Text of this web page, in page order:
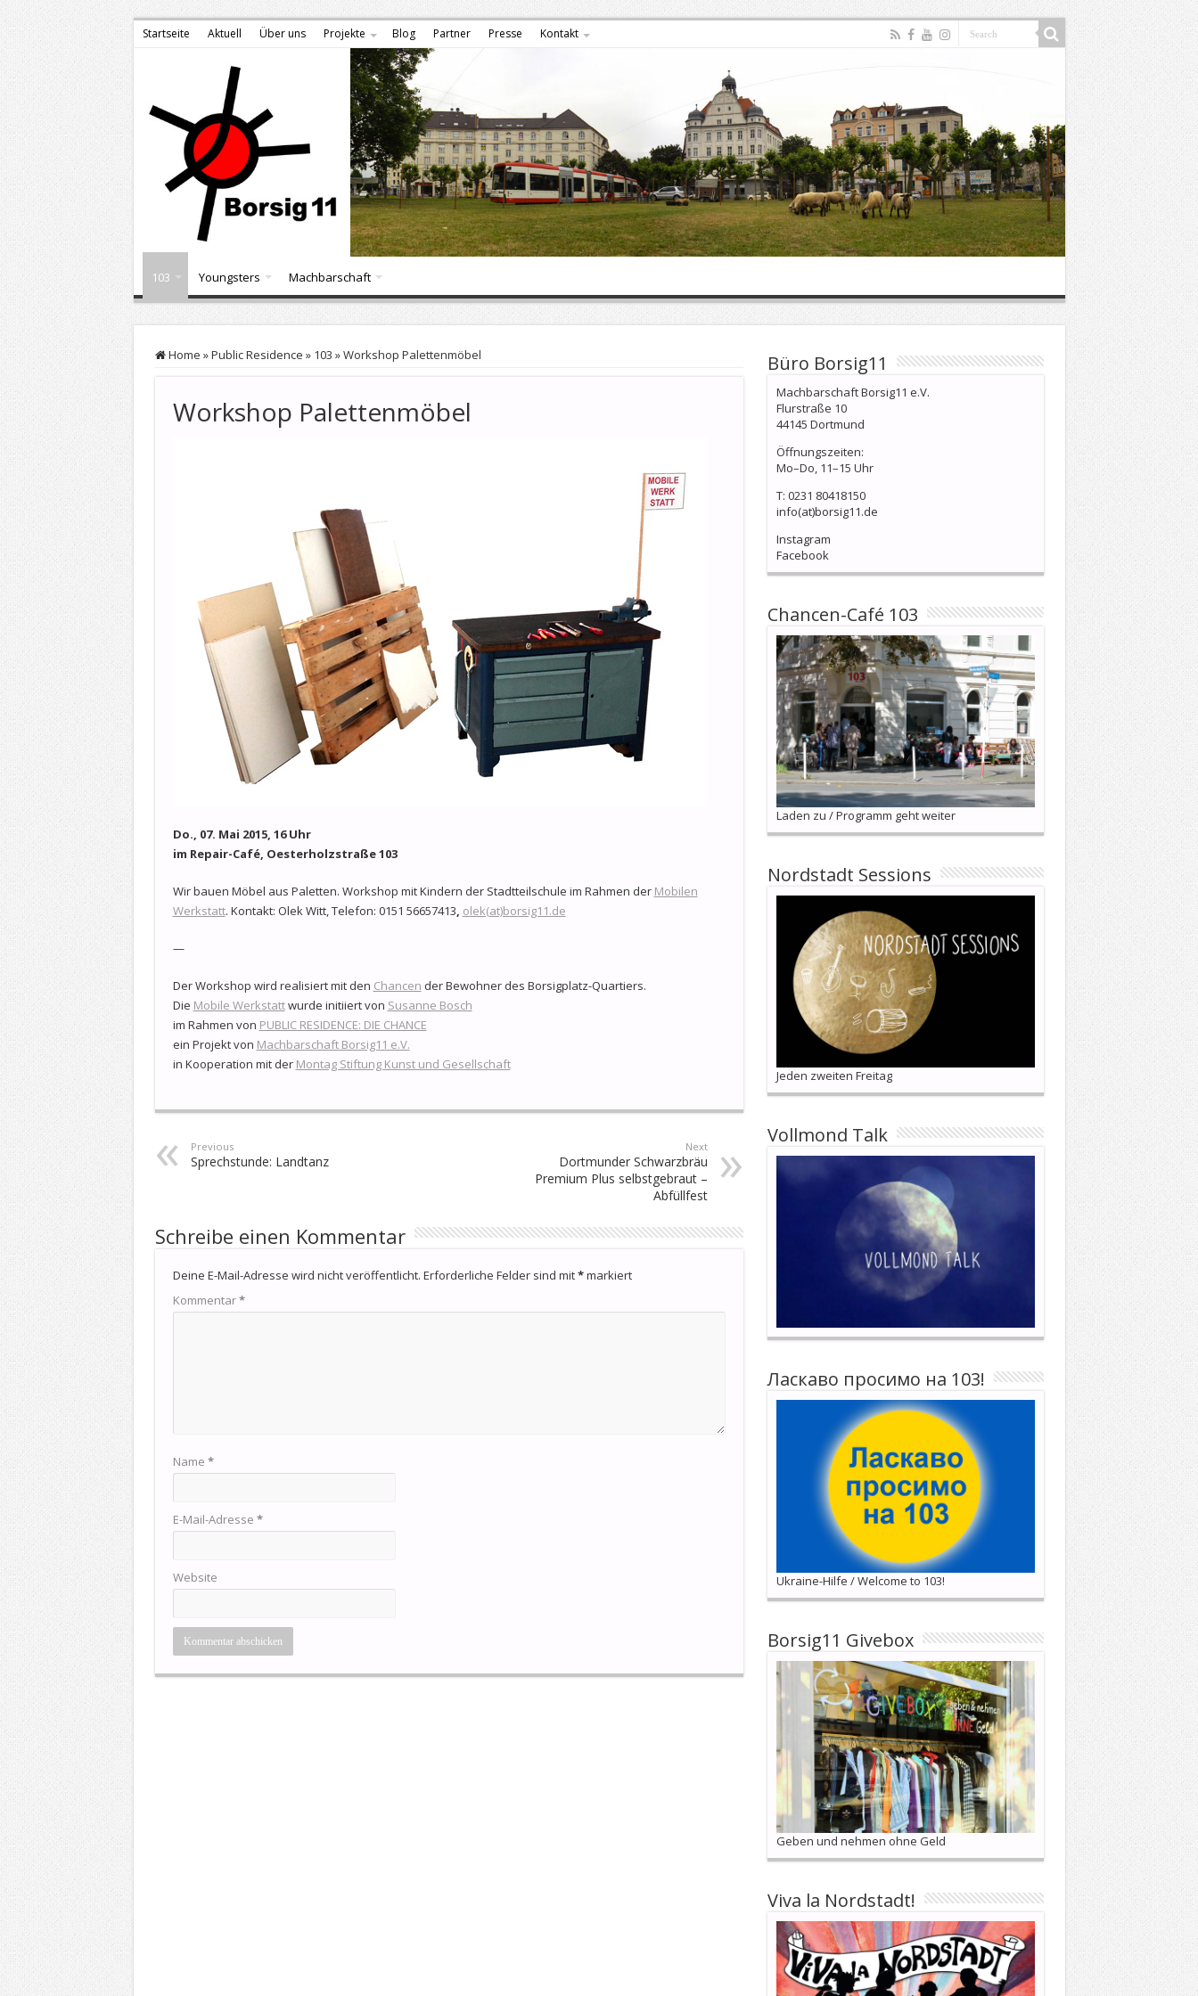
Startseite Aktuell Über uns Projekte Blog Partner Presse Kontakt
103 Youngsters Machbarschaft
Home »Public Residence » 103 »Workshop Palettenmöbel
Workshop Palettenmöbel
Do., 07. Mai 2015, 16 Uhr
im Repair-Café, Oesterholzstraße 103
Wir bauen Möbel aus Paletten. Workshop mit Kindern der Stadtteilschule im Rahmen der Mobilen
Werkstatt. Kontakt: Olek Witt, Telefon: 0151 56657413 olek(at)borsig11.de
—
Der Workshop wird realisiert mit den Chancen der Bewohner des Borsigplatz-Quartiers.
Die Mobile Werkstattwurde initiiert von Susanne Bosch
im Rahmen von PUBLIC RESIDENCE: DIE CHANCE
ein Projekt von Machbarschaft Borsig11 e.V.
in Kooperation mit der Montag Stiftung Kunst und Gesellschaft
Previous
Sprechstunde: Landtanz
Next
Dortmunder Schwarzbräu
Premium Plus selbstgebraut –
Abfüllfest
Schreibe einen Kommentar
Deine E-Mail-Adresse wird nicht veröffentlicht. Erforderliche Felder sind mit*markiert
Kommentar*
Name *
E-Mail-Adresse *
Website
Büro Borsig11
Machbarschaft Borsig11 e.V.
Flurstraße 10
44145 Dortmund
Öffnungszeiten:
Mo–Do, 11–15 Uhr
T: 0231 80418150
info(at)borsig11.de
Instagram
Facebook
Chancen-Café 103
Laden zu / Programm geht weiter
Nordstadt Sessions
Jeden zweiten Freitag
Vollmond Talk
Ласкаво просимо на 103!
Ukraine-Hilfe / Welcome to 103!
Borsig11 Givebox
Geben und nehmen ohne Geld
Viva la Nordstadt!